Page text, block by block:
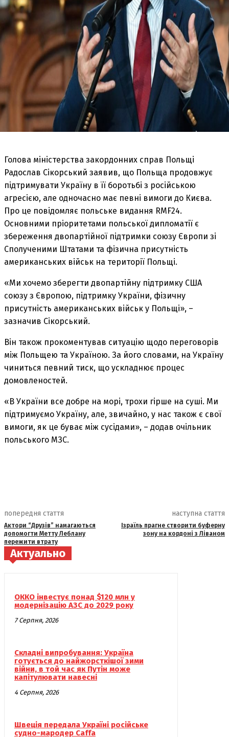
Голова міністерства закордонних справ Польщі
Радослав Сікорський заявив, що Польща продовжує
підтримувати Україну в її боротьбі з російською
агресією, але одночасно має певні вимоги до Києва.
Про це повідомляє польське видання RMF24.
Основними пріоритетами польської дипломатії є
збереження двопартійної підтримки союзу Європи зі
Сполученими Штатами та фізична присутність
американських військ на території Польщі.
«Ми хочемо зберегти двопартійну підтримку США
союзу з Європою, підтримку України, фізичну
присутність американських військ у Польщі», –
зазначив Сікорський.
Він також прокоментував ситуацію щодо переговорів
між Польщею та Україною. За його словами, на Україну
чиниться певний тиск, що ускладнює процес
домовленостей.
«В України все добре на морі, трохи гірше на суші. Ми
підтримуємо Україну, але, звичайно, у нас також є свої
вимоги, як це буває між сусідами», – додав очільник
польського МЗС.
попередня стаття
Актори “Друзів” намагаються
допомогти Метту Леблану
пережити втрату
наступна стаття
Ізраїль прагне створити буферну
зону на кордоні з Ліваном
Актуально
ОККО інвестує понад $120 млн у
модернізацію АЗС до 2029 року
7 Серпня, 2026
Складні випробування: Україна
готується до найжорсткішої зими
війни, в той час як Путін може
капітулювати навесні
4 Серпня, 2026
Швеція передала Україні російське
судно-мародер Caffa